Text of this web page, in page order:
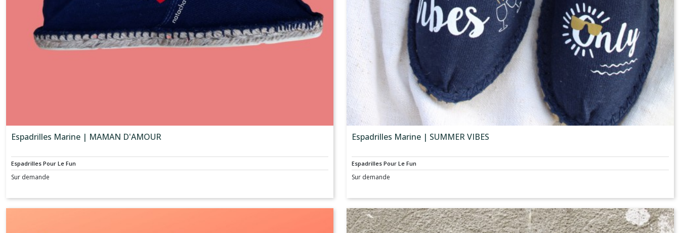
Espadrilles Marine | MAMAN D'AMOUR
Espadrilles Pour Le Fun
Sur demande
Espadrilles Marine | SUMMER VIBES
Espadrilles Pour Le Fun
Sur demande